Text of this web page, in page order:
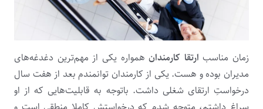
زمان مناسب ارتقا کارمندانهمواره یکی از مهم‌ترین دغدغه‌های
مدیران بوده و هست. یکی از کارمندان توانمندم بعد از هفت سال
درخواستِ ارتقای شغلی داشت‌. باتوجه به قابلیت‌هایی که از او